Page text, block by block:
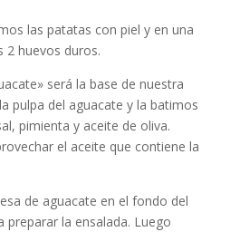
las patatas con piel y en una
2 huevos duros.
será la base de nuestra
pulpa del aguacate y la batimos
pimienta y aceite de oliva.
el aceite que contiene la
de aguacate en el fondo del
preparar la ensalada. Luego